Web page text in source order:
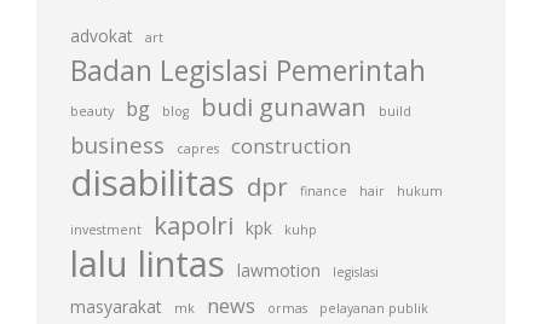
advokat art
Badan Legislasi Pemerintah
beauty bg blog budi gunawan build
business capres construction
disabilitas dpr finance hair hukum
investment kapolri kpk kuhp
lalu lintas lawmotion legislasi
masyarakat mk news ormas pelayanan publik